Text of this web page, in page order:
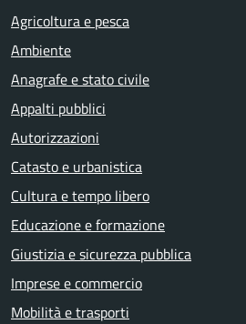
Agricoltura e pesca
Ambiente
Anagrafe e stato civile
Appalti pubblici
Autorizzazioni
Catasto e urbanistica
Cultura e tempo libero
Educazione e formazione
Giustizia e sicurezza pubblica
Imprese e commercio
Mobilità e trasporti